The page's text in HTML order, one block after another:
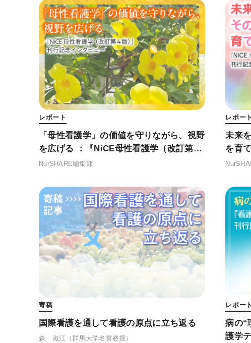
レポート
「母性看護学」の価値を守りながら、視野
を広げる ：『NiCE母性看護学（改訂第４
版）』刊行記念インタビュー
NurSHARE編集部
レポート
未来
を育
版) 』
寄稿
国際看護を通して看護の原点に立ち返る
森 淑江 （群馬大学名誉教授）
レポート
病の“
護学